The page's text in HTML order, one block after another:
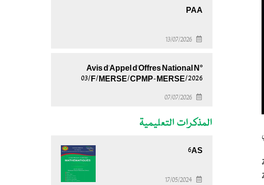
PAA
13/07/2026
Avis d'Appel d'Offres National N°
03/F/MERSE/CPMP-MERSE/2026
07/07/2026
المذكرات التعليمية
6AS
17/05/2024